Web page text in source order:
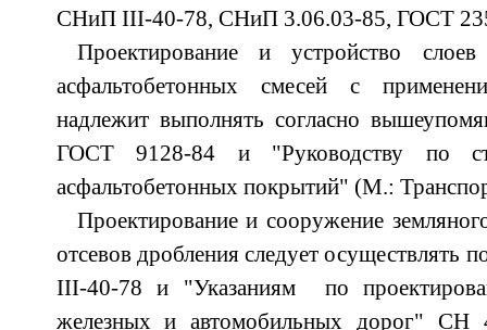
СНиП III-40-78, СНиП 3.06.03-85, ГОСТ
Проектирование и устройство
асфальтобетонных смесей с
надлежит выполнять согласно
ГОСТ 9128-84 и "Руководству по
асфальтобетонных покрытий" (М.:
Проектирование и сооружение
отсевов дробления следует
III-40-78 и "Указаниям по
железных и автомобильных дорог" СН